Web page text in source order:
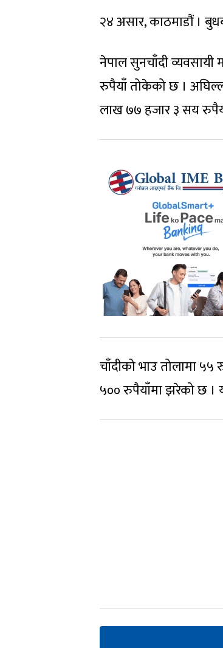
२४ असार, काठमाडौं ।
नेपाल सुनचाँदी
रुपैयाँ तोकेको छ ।
लाख ७७ हजार ३ सय
चाँदीको भाउ तोलामा
५०० रुपैयाँमा झरेको छ ।